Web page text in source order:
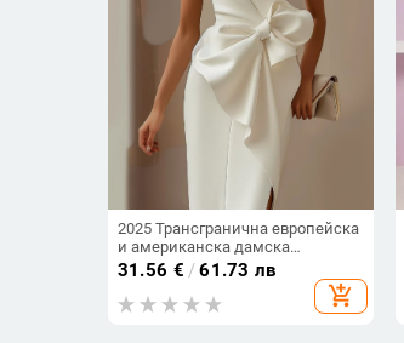
2025 Трансгранична европейска
и американска дамска
независима рокля с панделка,
декоративна рокля, рокля, къса
пола, жилетки
31.56 € /61.73 лв
add_shopping_cart